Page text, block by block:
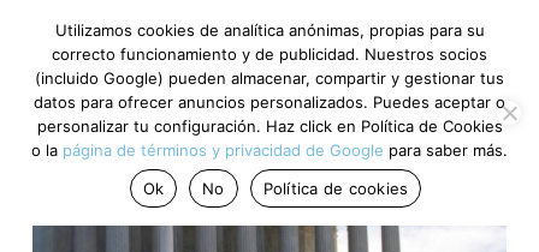
Utilizamos cookies de analítica anónimas, propias para su
correcto funcionamiento y de publicidad. Nuestros socios
(incluido Google) pueden almacenar, compartir y gestionar tus
datos para ofrecer anuncios personalizados. Puedes aceptar o
personalizar tu configuración. Haz click en Política de Cookies
o la página de términos y privacidad de Google para saber más.
Ok
No Política de cookies